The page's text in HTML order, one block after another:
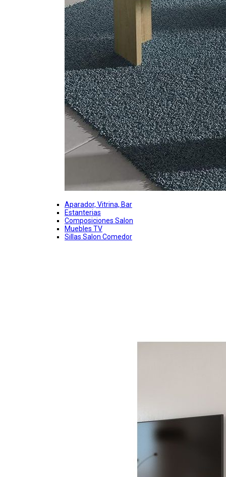
Aparador, Vitrina, Bar
Estanterias
Composiciones Salon
Muebles TV
Sillas Salon Comedor